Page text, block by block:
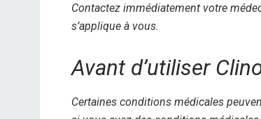
Contactez immédiatement votre
s’applique à vous.
Avant d’utiliser
Certaines conditions médicales